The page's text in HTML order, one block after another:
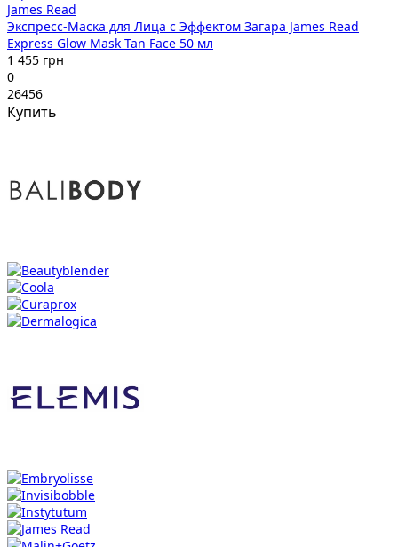
James Read
Экспресс-Маска для Лица с Эффектом Загара James Read
Express Glow Mask Tan Face 50 мл
1 455 грн
0
26456
Купить